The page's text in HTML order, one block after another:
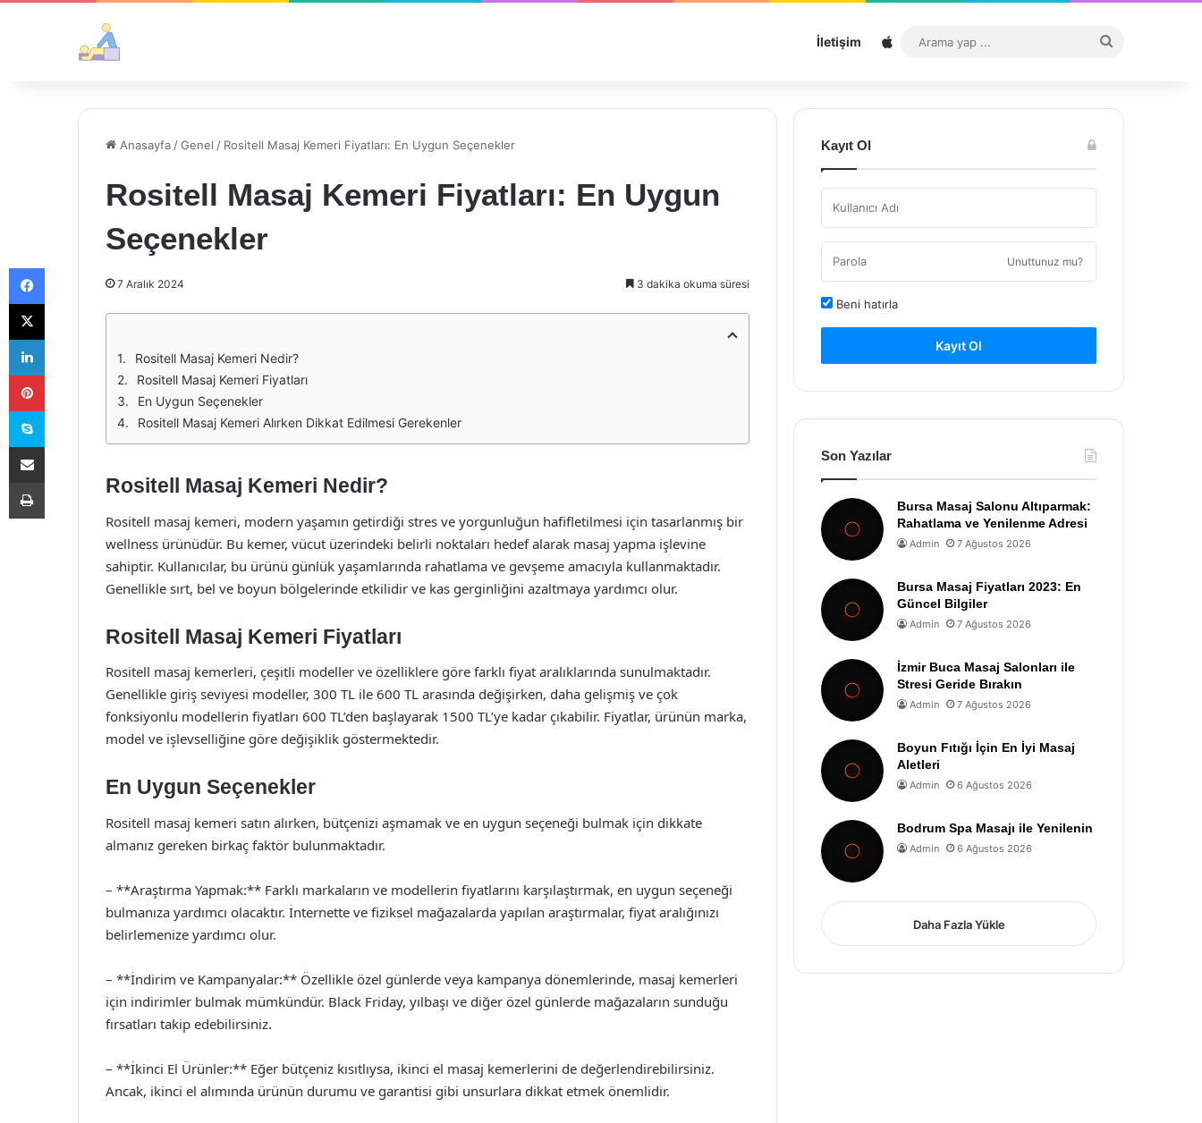
İletişim Sitemap
...
Anasayfa /Genel / Rositell Masaj Kemeri Fiyatları: En Uygun Seçenekler
Rositell Masaj Kemeri Fiyatları: En Uygun
Seçenekler
7 Aralık 2024 3 dakika okuma süresi
Rositell Masaj Kemeri Nedir?
Rositell Masaj Kemeri Fiyatları
En Uygun Seçenekler
Rositell Masaj Kemeri Alırken Dikkat Edilmesi Gerekenler
Rositell Masaj Kemeri Nedir?
Rositell masaj kemeri, modern yaşamın getirdiği stres ve yorgunluğun hafifletilmesi için tasarlanmış bir
wellness ürünüdür. Bu kemer, vücut üzerindeki belirli noktaları hedef alarak masaj yapma işlevine
sahiptir. Kullanıcılar, bu ürünü günlük yaşamlarında rahatlama ve gevşeme amacıyla kullanmaktadır.
Genellikle sırt, bel ve boyun bölgelerinde etkilidir ve kas gerginliğini azaltmaya yardımcı olur.
Rositell Masaj Kemeri Fiyatları
Rositell masaj kemerleri, çeşitli modeller ve özelliklere göre farklı fiyat aralıklarında sunulmaktadır.
Genellikle giriş seviyesi modeller, 300 TL ile 600 TL arasında değişirken, daha gelişmiş ve çok
fonksiyonlu modellerin fiyatları 600 TL’den başlayarak 1500 TL’ye kadar çıkabilir. Fiyatlar, ürünün marka,
model ve işlevselliğine göre değişiklik göstermektedir.
En Uygun Seçenekler
Rositell masaj kemeri satın alırken, bütçenizi aşmamak ve en uygun seçeneği bulmak için dikkate
almanız gereken birkaç faktör bulunmaktadır.
– **Araştırma Yapmak:** Farklı markaların ve modellerin fiyatlarını karşılaştırmak, en uygun seçeneği
bulmanıza yardımcı olacaktır. İnternette ve fiziksel mağazalarda yapılan araştırmalar, fiyat aralığınızı
belirlemenize yardımcı olur.
– **İndirim ve Kampanyalar:** Özellikle özel günlerde veya kampanya dönemlerinde, masaj kemerleri
için indirimler bulmak mümkündür. Black Friday, yılbaşı ve diğer özel günlerde mağazaların sunduğu
fırsatları takip edebilirsiniz.
– **İkinci El Ürünler:** Eğer bütçeniz kısıtlıysa, ikinci el masaj kemerlerini de değerlendirebilirsiniz.
Ancak, ikinci el alımında ürünün durumu ve garantisi gibi unsurlara dikkat etmek önemlidir.
Kayıt Ol
Unuttunuz mu?
Beni hatırla
Kayıt Ol
Son Yazılar
Bursa Masaj Salonu Altıparmak:
Rahatlama ve Yenilenme Adresi
Admin 7 Ağustos 2026
Bursa Masaj Fiyatları 2023: En
Güncel Bilgiler
Admin 7 Ağustos 2026
İzmir Buca Masaj Salonları ile
Stresi Geride Bırakın
Admin 7 Ağustos 2026
Boyun Fıtığı İçin En İyi Masaj
Aletleri
Admin 6 Ağustos 2026
Bodrum Spa Masajı ile Yenilenin
Admin 6 Ağustos 2026
Daha Fazla Yükle
Facebook
X
LinkedIn
Pinterest
Skype
E-Posta ile paylaş